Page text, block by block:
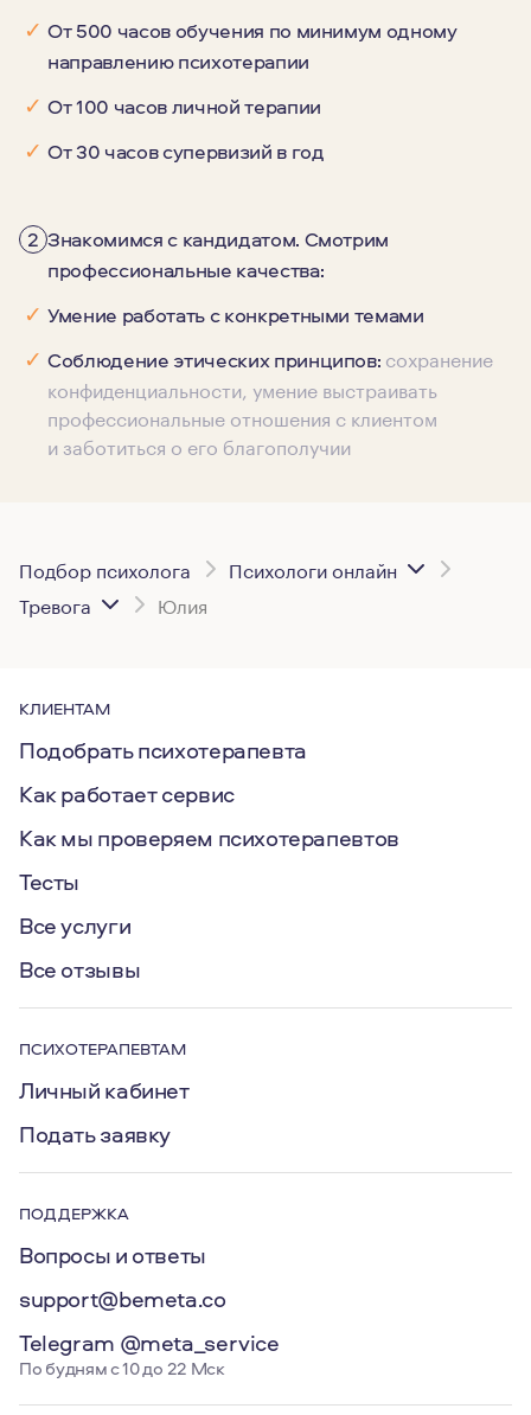
✓ От 500 часов обучения по минимум одному
направлению психотерапии
✓ От 100 часов личной терапии
✓ От 30 часов супервизий в год
2 Знакомимся с кандидатом. Смотрим
профессиональные качества:
✓ Умение работать с конкретными темами
✓ Соблюдение этических принципов: сохранение
конфиденциальности, умение выстраивать
профессиональные отношения с клиентом
и заботиться о его благополучии
Подбор психолога
Психологи онлайн
Тревога
Юлия
КЛИЕНТАМ
Подобрать психотерапевта
Как работает сервис
Как мы проверяем психотерапевтов
Тесты
Все услуги
Все отзывы
ПСИХОТЕРАПЕВТАМ
Личный кабинет
Подать заявку
ПОДДЕРЖКА
Вопросы и ответы
support@bemeta.co
Telegram @meta_service
По будням с 10 до 22 Мск